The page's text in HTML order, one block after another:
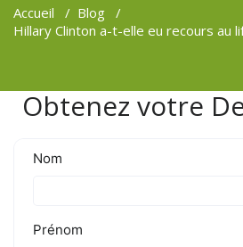
Accueil / Blog /
Hillary Clinton a-t-elle eu recours au
Obtenez votre